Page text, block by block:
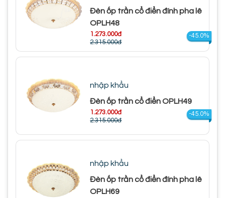
Đèn ốp trần cổ điển đính pha lê
OPLH48
1.273.000đ
2.315.000đ
-45.0%
nhập khẩu
Đèn ốp trần cổ điển OPLH49
1.273.000đ
2.315.000đ
-45.0%
nhập khẩu
Đèn ốp trần cổ điển đính pha lê
OPLH69